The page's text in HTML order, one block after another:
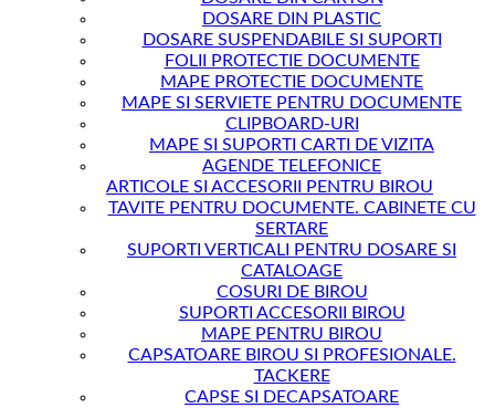
DOSARE DIN PLASTIC
DOSARE SUSPENDABILE SI SUPORTI
FOLII PROTECTIE DOCUMENTE
MAPE PROTECTIE DOCUMENTE
MAPE SI SERVIETE PENTRU DOCUMENTE
CLIPBOARD-URI
MAPE SI SUPORTI CARTI DE VIZITA
AGENDE TELEFONICE
ARTICOLE SI ACCESORII PENTRU BIROU
TAVITE PENTRU DOCUMENTE. CABINETE CU
SERTARE
SUPORTI VERTICALI PENTRU DOSARE SI
CATALOAGE
COSURI DE BIROU
SUPORTI ACCESORII BIROU
MAPE PENTRU BIROU
CAPSATOARE BIROU SI PROFESIONALE.
TACKERE
CAPSE SI DECAPSATOARE